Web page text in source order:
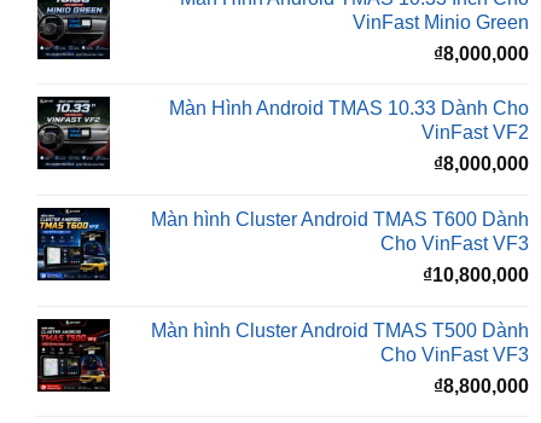
Màn Hình Android TMAS 10.33 Dành Cho
VinFast VF2
₫8,000,000
Màn hình Cluster Android TMAS T600 Dành
₫10,800,000
Màn hình Cluster Android TMAS T500 Dành
₫8,800,000
Đèn Bi LED X-LIGHT F+ PRO MINI